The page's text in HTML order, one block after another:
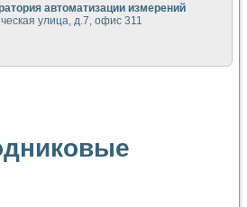
свойств дисперсных продуктов
управления сверхпроводящим
технологий NI в курсе экспериментальной
аэрозоля и выпадения осадка в
NI VISION для геометрического анализа в
стабилизации
движением с помощью программно -
параметров всплывающих газовых
асинхронным тиристорным
автоматизации измерений
улица, д.7, офис 311